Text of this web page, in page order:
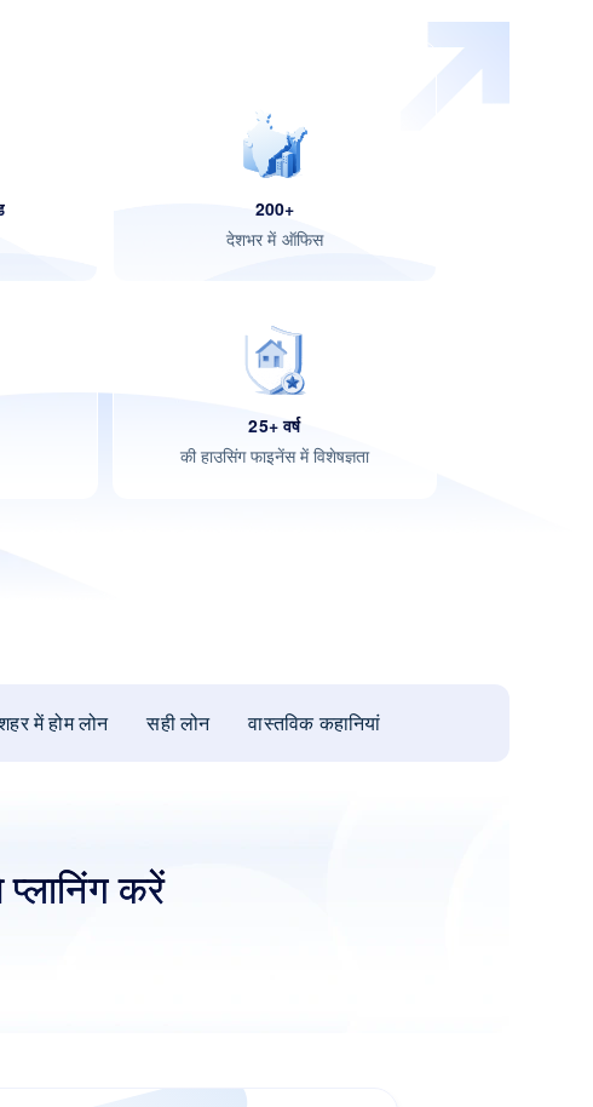
200+
देशभर में ऑफिस
25+ वर्ष
की हाउसिंग फाइनेंस में विशेषज्ञता
में होम लोन सही लोन वास्तविक कहानियां
करें